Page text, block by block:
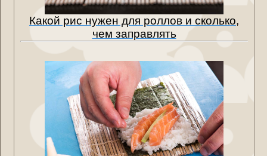
Какой рис нужен для роллов и сколько,
чем заправлять